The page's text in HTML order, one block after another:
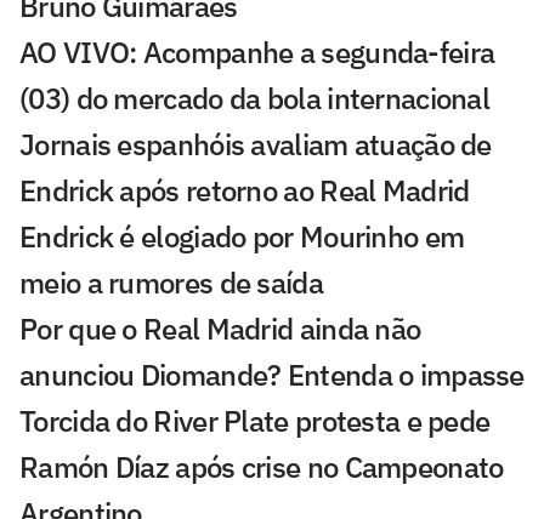
AO VIVO: Acompanhe a segunda-feira
(03) do mercado da bola internacional
Jornais espanhóis avaliam atuação de
Endrick após retorno ao Real Madrid
Endrick é elogiado por Mourinho em
meio a rumores de saída
Por que o Real Madrid ainda não
anunciou Diomande? Entenda o impasse
Torcida do River Plate protesta e pede
Ramón Díaz após crise no Campeonato